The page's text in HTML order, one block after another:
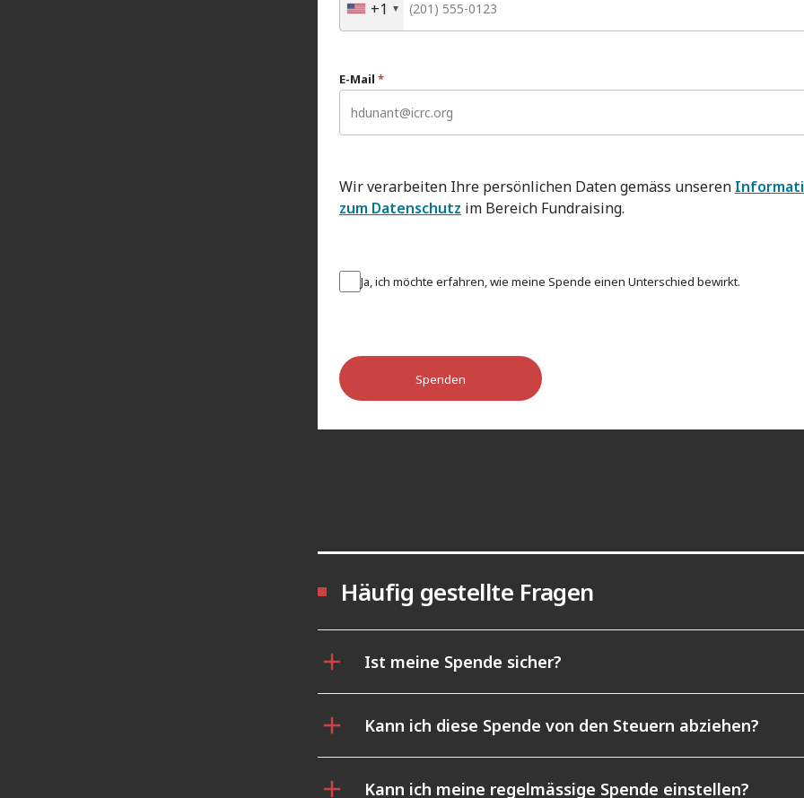
+1
E-Mail *
Wir verarbeiten Ihre persönlichen Daten gemäss unseren
zum Datenschutz im Bereich Fundraising.
Ja, ich möchte erfahren, wie meine Spende einen Unterschied bewirkt.
Spenden
Häufig gestellte Fragen
Ist meine Spende sicher?
Kann ich diese Spende von den Steuern abziehen?
Kann ich meine regelmässige Spende einstellen?